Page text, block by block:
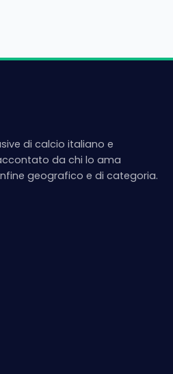
di calcio italiano e
da chi lo ama
geografico e di categoria.